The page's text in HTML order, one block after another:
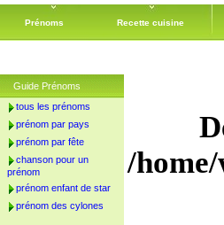
Prénoms Recette cuisine
/
Guide Prénoms
tous les prénoms
prénom par pays
prénom par fête
chanson pour un
prénom
prénom enfant de star
prénom des cylones